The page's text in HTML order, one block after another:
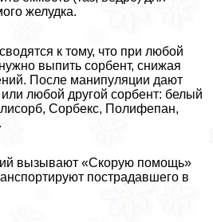
желудка.
к тому, что при любой
выпить сорбент, снижая
После манипуляции дают
любой другой сорбент: белый
Сорбекс, Полифепан,
вызывают «Скорую помощь»
пострадавшего в